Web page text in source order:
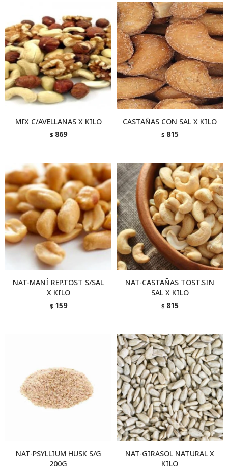
MIX C/AVELLANAS X KILO
$ 869
CASTAÑAS CON SAL X KILO
$ 815
NAT-MANÍ REP.TOST S/SAL
X KILO
$ 159
NAT-CASTAÑAS TOST.SIN
SAL X KILO
$ 815
NAT-PSYLLIUM HUSK S/G
200G
NAT-GIRASOL NATURAL X
KILO